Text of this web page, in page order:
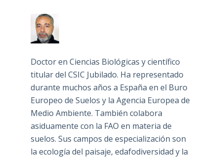
Doctor en Ciencias Biológicas y científico
titular del CSIC Jubilado. Ha representado
durante muchos años a España en el Buro
Europeo de Suelos y la Agencia Europea de
Medio Ambiente. También colabora
asiduamente con la FAO en materia de
suelos. Sus campos de especialización son
la ecología del paisaje, edafodiversidad y la